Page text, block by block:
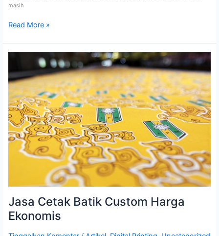
masih
Read More »
Jasa Cetak Batik Custom Harga
Ekonomis
Batik
Custom
Harga
Ekonomis